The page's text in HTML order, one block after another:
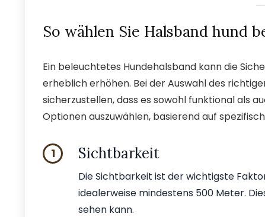
So wählen Sie Halsband hund
Ein beleuchtetes Hundehalsband kann die
erheblich erhöhen. Bei der Auswahl des
sicherzustellen, dass es sowohl funktional als
Optionen auszuwählen, basierend auf
1 Sichtbarkeit
Die Sichtbarkeit ist der wichtigste
idealerweise mindestens 500 Meter.
sehen kann.